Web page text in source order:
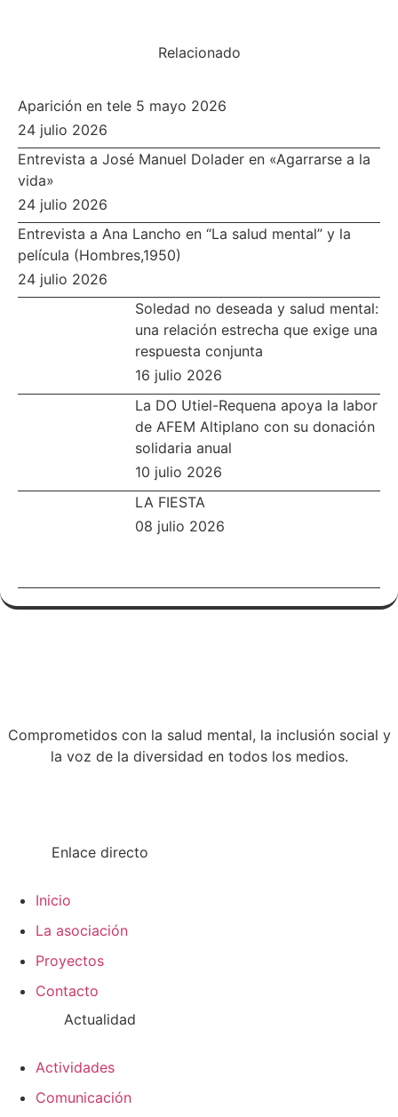
Relacionado
Aparición en tele 5 mayo 2026
24 julio 2026
Entrevista a José Manuel Dolader en «Agarrarse a la
vida»
24 julio 2026
Entrevista a Ana Lancho en “La salud mental” y la
película (Hombres,1950)
24 julio 2026
Soledad no deseada y salud mental:
una relación estrecha que exige una
respuesta conjunta
16 julio 2026
La DO Utiel-Requena apoya la labor
de AFEM Altiplano con su donación
solidaria anual
10 julio 2026
LA FIESTA
08 julio 2026
Comprometidos con la salud mental, la inclusión social y
la voz de la diversidad en todos los medios.
Enlace directo
Inicio
La asociación
Proyectos
Contacto
Actualidad
Actividades
Comunicación